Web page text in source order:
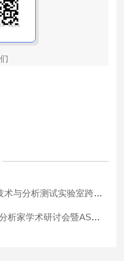
析测试实验室跨界交流大会
暨AS期刊第二届编委会全体委员会议